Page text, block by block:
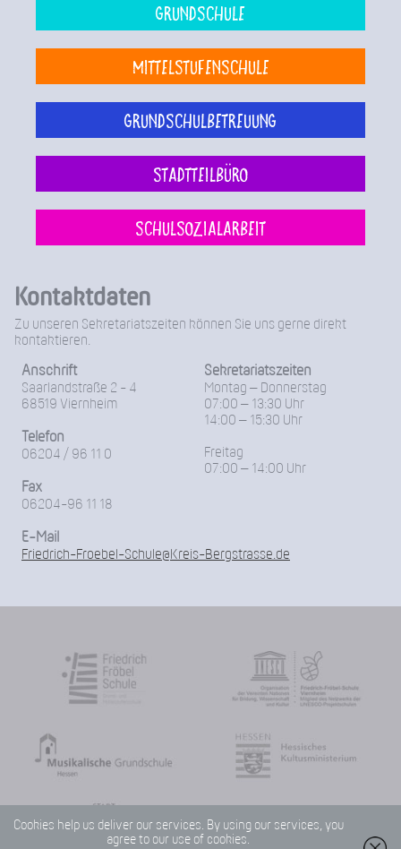
Grundschule
Mittelstufenschule
Grundschulbetreuung
Stadtteilbüro
Schulsozialarbeit
Kontaktdaten
Zu unseren Sekretariatszeiten können Sie uns gerne direkt
kontaktieren.
Anschrift
Saarlandstraße 2 - 4
68519 Viernheim
Telefon
06204 / 96 11 0
Fax
06204-96 11 18
Sekretariatszeiten
Montag – Donnerstag
07:00 – 13:30 Uhr
14:00 – 15:30 Uhr
Freitag
07:00 – 14:00 Uhr
E-Mail
Friedrich-Froebel-Schule@Kreis-Bergstrasse.de
Cookies help us deliver our services. By using our services, you
agree to our use of cookies.